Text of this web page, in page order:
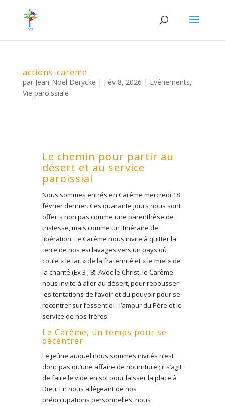
actions-careme
par Jean-Noël Derycke | Fév 8, 2026 | Evénements,
Vie paroissiale
Le chemin pour partir au
désert et au service
paroissial
Nous sommes entrés en Carême mercredi 18
février dernier. Ces quarante jours nous sont
offerts non pas comme une parenthèse de
tristesse, mais comme un itinéraire de
libération. Le Carême nous invite à quitter la
terre de nos esclavages vers un pays où
coule « le lait » de la fraternité et « le miel » de
la charité (Ex 3 ; 8). Avec le Christ, le Carême
nous invite à aller au désert, pour repousser
les tentations de l’avoir et du pouvoir pour se
recentrer sur l’essentiel : l’amour du Père et le
service de nos frères.
Le Carême, un temps pour se
décentrer
Le jeûne auquel nous sommes invités n’est
donc pas qu’une affaire de nourriture ; il s’agit
de faire le vide en soi pour laisser la place à
Dieu. En nous allégeant de nos
préoccupations personnelles, nous